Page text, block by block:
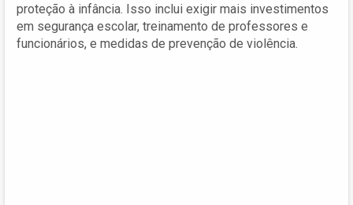
proteção à infância. Isso inclui exigir mais investimentos
em segurança escolar, treinamento de professores e
funcionários, e medidas de prevenção de violência.